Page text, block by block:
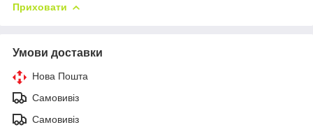
Приховати
Умови доставки
Нова Пошта
Самовивіз
Самовивіз